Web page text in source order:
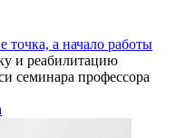
точка, а начало работы
и реабилитацию
семинара профессора